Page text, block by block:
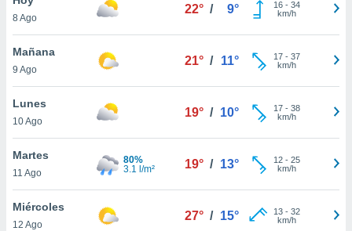
en
más
nuestra
de
8 Ago
22° / 9° 16- 34
km/h
Mañana
9 Ago
21° / 11° 17- 37
km/h
Lunes
10 Ago
19° / 10° 17- 38
km/h
Martes
11 Ago
80%
3.1 l/m²
19° / 13° 12- 25
km/h
Miércoles
12 Ago
27° / 15° 13- 32
km/h